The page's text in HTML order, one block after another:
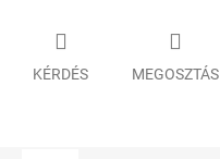
KÉRDÉS MEGOSZTÁS